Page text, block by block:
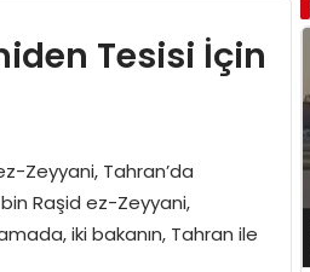
Tesisi İçin
Zeyyani, Tahran’da
bin Raşid ez-Zeyyani,
iki bakanın, Tahran ile